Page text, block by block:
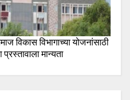
विकास विभागाच्या योजनांसाठी
प्रस्तावाला मान्यता